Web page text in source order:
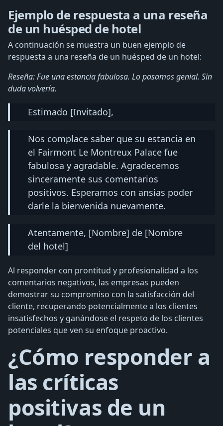
Ejemplo de respuesta a una reseña
de un huésped de hotel
A continuación se muestra un buen ejemplo de
respuesta a una reseña de un huésped de un hotel:
Reseña: Fue una estancia fabulosa. Lo pasamos genial. Sin
duda volvería.
Estimado [Invitado],
Nos complace saber que su estancia en
el Fairmont Le Montreux Palace fue
fabulosa y agradable. Agradecemos
sinceramente sus comentarios
positivos. Esperamos con ansias poder
darle la bienvenida nuevamente.
Atentamente, [Nombre] de [Nombre
del hotel]
Al responder con prontitud y profesionalidad a los
comentarios negativos, las empresas pueden
demostrar su compromiso con la satisfacción del
cliente, recuperando potencialmente a los clientes
insatisfechos y ganándose el respeto de los clientes
potenciales que ven su enfoque proactivo.
¿Cómo responder a
las críticas
positivas de un